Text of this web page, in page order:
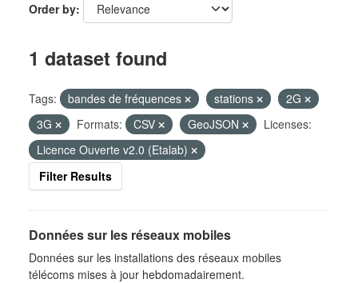
Order by
1 dataset found
Tags: bandes de fréquences stations
2G
3G
Formats: CSV GeoJSON
Licenses:
Licence Ouverte v2.0 (Etalab)
Filter Results
Données sur les réseaux mobiles
Données sur les installations des réseaux mobiles
télécoms mises à jour hebdomadairement.